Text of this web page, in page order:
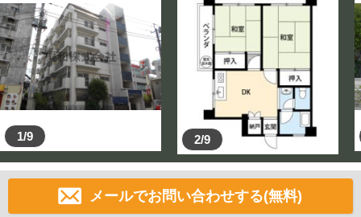
1/9 2/9
メールでお問い合わせする(無料)